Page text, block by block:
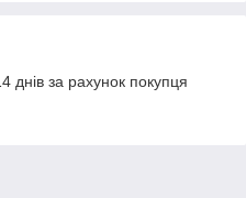
днів за рахунок покупця